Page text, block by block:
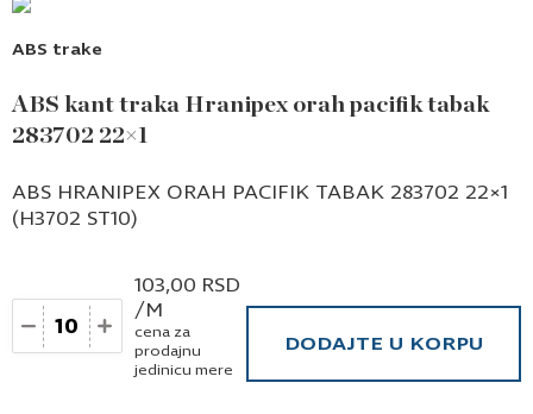
ABS trake
ABS kant traka Hranipex orah pacifik tabak
283702 22×1
ABS HRANIPEX ORAH PACIFIK TABAK 283702 22×1
(H3702 ST10)
Količina
103,00 RSD
/M
cena za
prodajnu
jedinicu mere
DODAJTE U KORPU